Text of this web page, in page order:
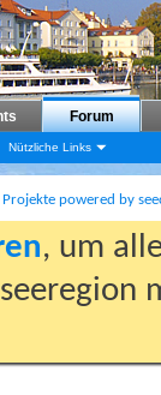
Forum
Nützliche Links
Projekte powered by
, um